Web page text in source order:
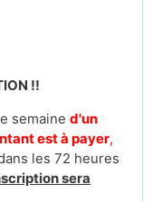
!!
semaine d'un
est à payer,
les 72 heures
sera